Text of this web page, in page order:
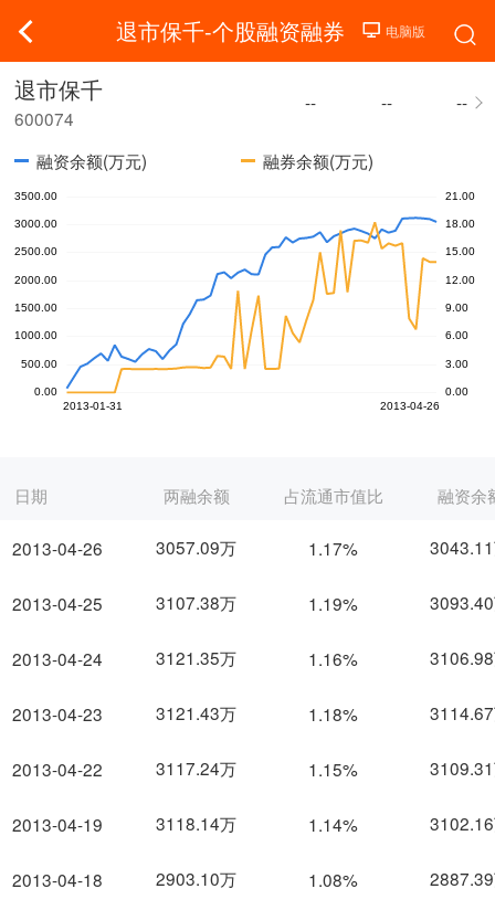
退市保千-个股融资融券
退市保千
600074
-- -- --
融资余额(万元) 融券余额(万元)
日期
2013-04-26
2013-04-25
2013-04-24
2013-04-23
2013-04-22
2013-04-19
2013-04-18
两融余额 占流通市值比 融资余
3057.09万 1.17%
3107.38万 1.19%
3121.35万 1.16%
3121.43万 1.18%
3117.24万 1.15%
3118.14万 1.14%
2903.10万 1.08%